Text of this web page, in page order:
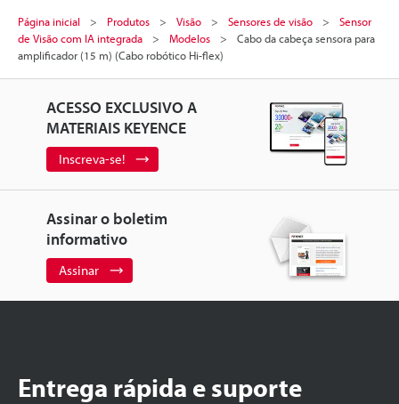
Página inicial Produtos Visão Sensores de visão
Sensor
de Visão com IA integrada
Modelos
Cabo da cabeça sensora para
amplificador (15 m) (Cabo robótico Hi-flex)
ACESSO EXCLUSIVO A
MATERIAIS KEYENCE
Inscreva-se!
Assinar o boletim
informativo
Assinar
Entrega rápida e suporte